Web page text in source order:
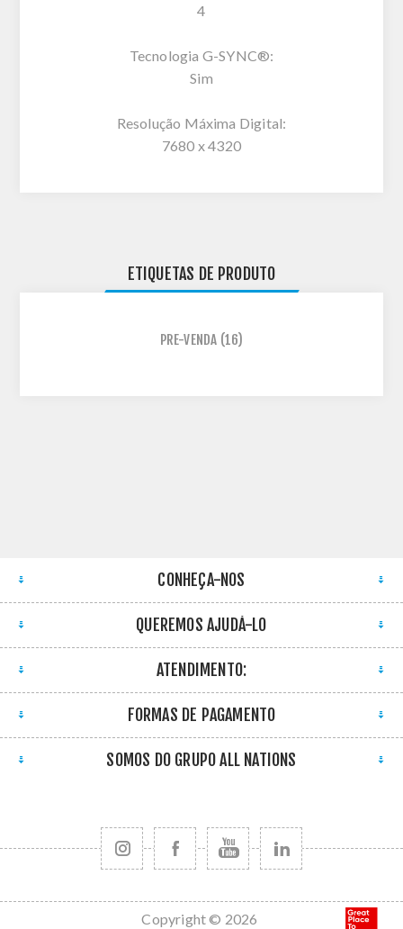
4
Tecnologia G-SYNC®:
Sim
Resolução Máxima Digital:
7680 x 4320
ETIQUETAS DE PRODUTO
PRE-VENDA (16)
CONHEÇA-NOS
QUEREMOS AJUDÁ-LO
ATENDIMENTO:
FORMAS DE PAGAMENTO
SOMOS DO GRUPO ALL NATIONS
Copyright © 2026